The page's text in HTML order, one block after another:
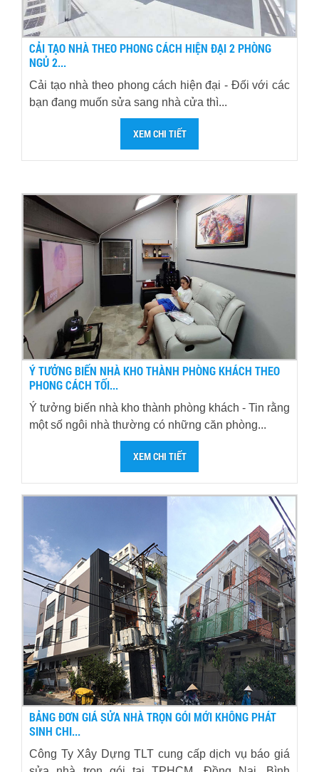
CẢI TẠO NHÀ THEO PHONG CÁCH HIỆN ĐẠI 2 PHÒNG
NGỦ 2...
Cải tạo nhà theo phong cách hiện đại - Đối với các
bạn đang muốn sửa sang nhà cửa thì...
XEM CHI TIẾT
Ý TƯỞNG BIẾN NHÀ KHO THÀNH PHÒNG KHÁCH THEO
PHONG CÁCH TỐI...
Ý tưởng biến nhà kho thành phòng khách - Tin rằng
một số ngôi nhà thường có những căn phòng...
XEM CHI TIẾT
BẢNG ĐƠN GIÁ SỬA NHÀ TRỌN GÓI MỚI KHÔNG PHÁT
SINH CHI...
Công Ty Xây Dựng TLT cung cấp dịch vụ báo giá